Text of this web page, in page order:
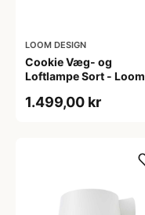
LOOM DESIGN
Cookie Væg- og
Loftlampe Sort - Loom
1.499,00 kr